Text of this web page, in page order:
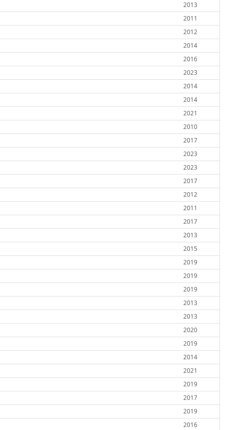
2013
2011
2012
2014
2016
2023
2014
2014
2021
2010
2017
2023
2023
2017
2012
2011
2017
2013
2015
2019
2019
2019
2013
2013
2020
2019
2014
2021
2019
2017
2019
2016